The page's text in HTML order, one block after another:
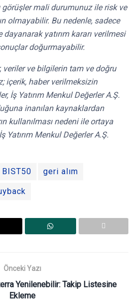
görüşler mali durumunuz ile risk ve
olmayabilir. Bu nedenle, sadece
yatırım kararı verilmesi
doğurmayabilir.
ve bilgilerin tam ve doğru
içerik, haber verilmeksizin
İş Yatırım Menkul Değerler A.Ş.
inanılan kaynaklardan
kullanılması nedeni ile ortaya
Yatırım Menkul Değerler A.Ş.
BIST50 geri alım
Önceki Yazı
Yenilenebilir: Takip Listesine
Ekleme